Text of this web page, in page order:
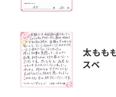
太もも
スベ